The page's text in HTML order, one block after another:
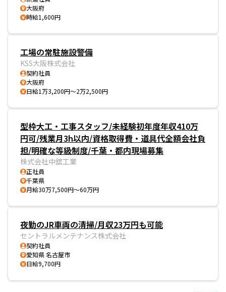
大阪府
時給1,600円
工場の常駐施設警備
KSS大阪株式会社
契約社員
大阪府
日給1万3,200円～2万2,500円
型枠大工・工事スタッフ/未経験初年度年収410万
円可/残業月3h以内/資格取得費・道具代全額会社負
担/明確な等級制度/千葉・都内現場募集
株式会社中舘工業
正社員
千葉県
月給30万7,500円～60万円
夜勤のJR車両の清掃/月収23万円も可能
セントラルメンテナンス株式会社
契約社員
愛知県 名古屋市
日給9,700円